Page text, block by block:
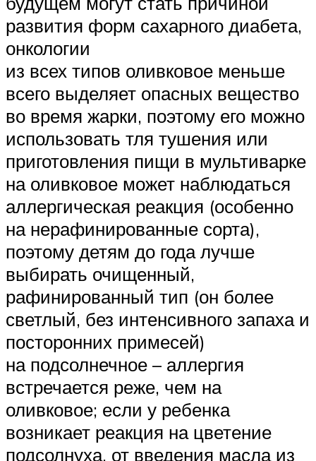
развития форм сахарного диабета,
онкологии
из всех типов оливковое меньше
всего выделяет опасных вещество
во время жарки, поэтому его можно
использовать тля тушения или
приготовления пищи в мультиварке
на оливковое может наблюдаться
аллергическая реакция (особенно
на нерафинированные сорта),
поэтому детям до года лучше
выбирать очищенный,
рафинированный тип (он более
светлый, без интенсивного запаха и
посторонних примесей)
на подсолнечное – аллергия
встречается реже, чем на
оливковое; если у ребенка
возникает реакция на цветение
подсолнуха, от введения масла из